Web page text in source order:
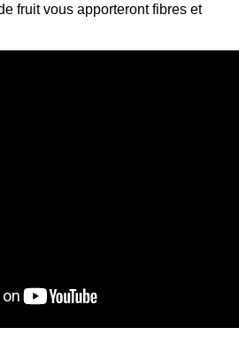
fruit vous apporteront fibres et